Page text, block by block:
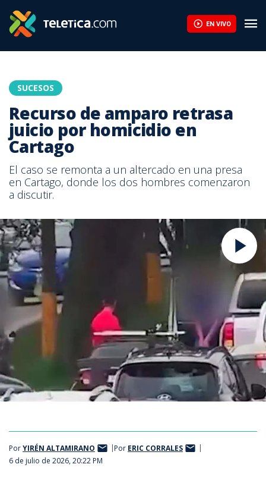
EN VIVO
SUCESOS
Recurso de amparo retrasa
juicio por homicidio en
Cartago
El caso se remonta a un altercado en una presa
en Cartago, donde los dos hombres comenzaron
a discutir.
PorYIRÉN ALTAMIRANO Por ERIC CORRALES
6 de julio de 2026, 20:22 PM